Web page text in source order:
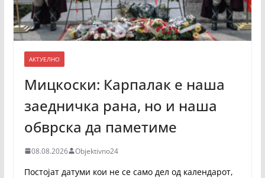
АКТУЕЛНО
Мицкоски: Карпалак е наша
заедничка рана, но и наша
обврска да паметиме
08.08.2026 Objektivno24
Постојат датуми кои не се само дел од календарот,